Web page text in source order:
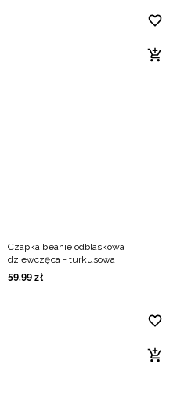
Czapka beanie odblaskowa
dziewczęca - turkusowa
59,99 zł